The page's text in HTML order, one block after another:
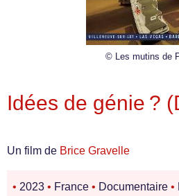
© Les mutins de
Idées de génie ?
Un film de Brice Gravelle
• 2023 • France • Documentaire •